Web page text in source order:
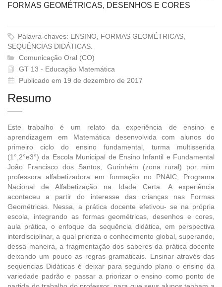
FORMAS GEOMÉTRICAS, DESENHOS E CORES
Palavra-chaves: ENSINO, FORMAS GEOMÉTRICAS,
SEQUÊNCIAS DIDÁTICAS.
Comunicação Oral (CO)
GT 13 - Educação Matemática
Publicado em 19 de dezembro de 2017
Resumo
Este trabalho é um relato da experiência de ensino e
aprendizagem em Matemática desenvolvida com alunos do
primeiro ciclo do ensino fundamental, turma multisserida
(1°,2°e3°) da Escola Municipal de Ensino Infantil e Fundamental
João Francisco dos Santos, Gurinhém (zona rural) por mim
professora alfabetizadora em formação no PNAIC, Programa
Nacional de Alfabetização na Idade Certa. A experiência
aconteceu a partir do interesse das crianças nas Formas
Geométricas. Nessa, a prática docente efetivou- se na própria
escola, integrando as formas geométricas, desenhos e cores,
aula prática, o enfoque da sequência didática, em perspectiva
interdisciplinar, a qual prioriza o conhecimento global, superando,
dessa maneira, a fragmentação dos saberes da prática docente
deixando um pouco as regras gramaticais. Ensinar através das
sequencias Didáticas é deixar para segundo plano o ensino da
variedade padrão e passar a priorizar o ensino como ponto de